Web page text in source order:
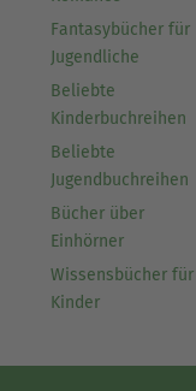
Fantasybücher für
Jugendliche
Beliebte
Kinderbuchreihen
Beliebte
Jugendbuchreihen
Bücher über
Einhörner
Wissensbücher für
Kinder